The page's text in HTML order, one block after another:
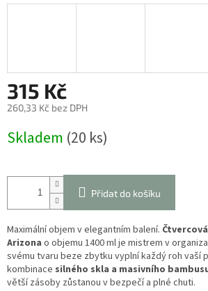
315 Kč
260,33 Kč bez DPH
cena:
Skladem (20 ks)
Přidat do košíku
Maximální objem v elegantním balení.
Arizona o objemu 1400 ml je mistrem v
svému tvaru beze zbytku vyplní každý roh vaší
kombinace silného skla a masivního
větší zásoby zůstanou v bezpečí a plné chuti.